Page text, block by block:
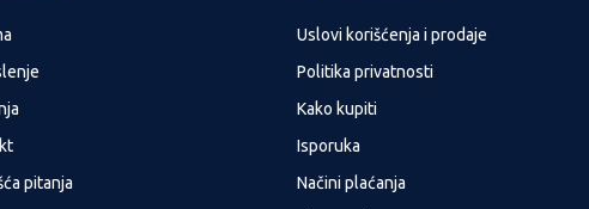
pitanja
Uslovi korišćenja i prodaje
Politika privatnosti
Kako kupiti
Isporuka
Načini plaćanja